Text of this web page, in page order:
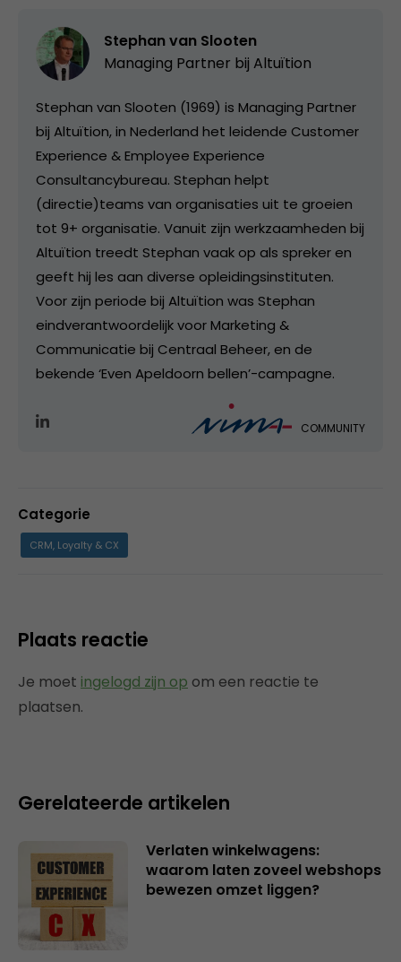
Stephan van Slooten
Managing Partner bij Altuïtion
Stephan van Slooten (1969) is Managing Partner
bij Altuïtion, in Nederland het leidende Customer
Experience & Employee Experience
Consultancybureau. Stephan helpt
(directie)teams van organisaties uit te groeien
tot 9+ organisatie. Vanuit zijn werkzaamheden bij
Altuïtion treedt Stephan vaak op als spreker en
geeft hij les aan diverse opleidingsinstituten.
Voor zijn periode bij Altuïtion was Stephan
eindverantwoordelijk voor Marketing &
Communicatie bij Centraal Beheer, en de
bekende ‘Even Apeldoorn bellen’-campagne.
COMMUNITY
Categorie
CRM, Loyalty & CX
Plaats reactie
Je moet ingelogd zijn op om een reactie te
plaatsen.
Gerelateerde artikelen
Verlaten winkelwagens:
waarom laten zoveel webshops
bewezen omzet liggen?